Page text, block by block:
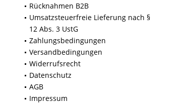
Rücknahmen B2B
Umsatzsteuerfreie Lieferung nach §
12 Abs. 3 UstG
Zahlungsbedingungen
Versandbedingungen
Widerrufsrecht
Datenschutz
AGB
Impressum